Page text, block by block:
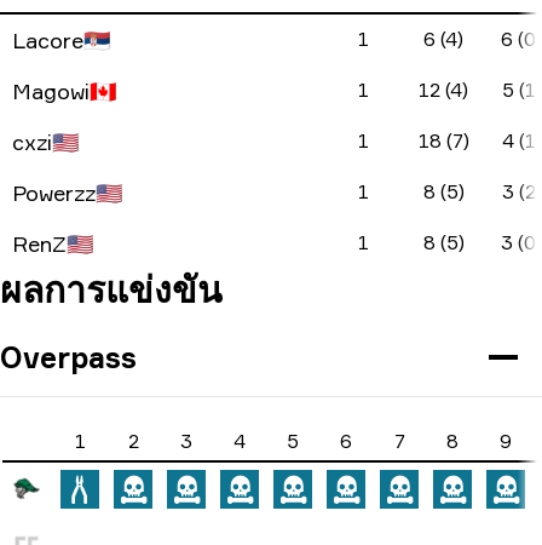
Lacore🇷🇸 1 6 (4) 6 (0)
Magowi🇨🇦 1 12 (4) 5 (1)
cxzi🇺🇸 1 18 (7) 4 (1)
Powerzz🇺🇸 1 8 (5) 3 (2)
RenZ🇺🇸 1 8 (5) 3 (0)
ผลการแข่งขัน
Overpass
1 2 3 4 5 6 7 8 9